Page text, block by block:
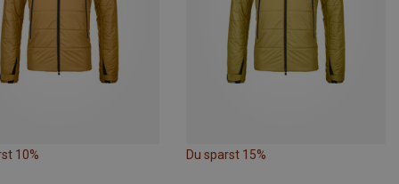
10% Du sparst 15%